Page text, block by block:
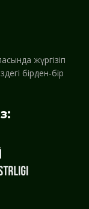
жүргізіп
бірден-бір